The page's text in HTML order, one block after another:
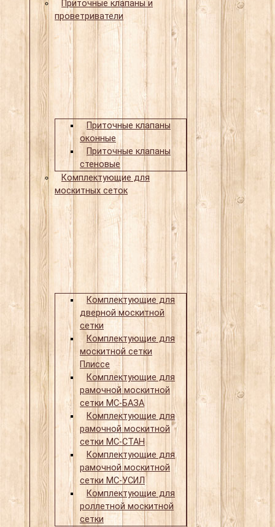
Приточные клапаны и
проветриватели
Приточные клапаны
оконные
Приточные клапаны
стеновые
Комплектующие для
москитных сеток
Комплектующие для
дверной москитной
сетки
Комплектующие для
москитной сетки
Плиссе
Комплектующие для
рамочной москитной
сетки МС-БАЗА
Комплектующие для
рамочной москитной
сетки МС-СТАН
Комплектующие для
рамочной москитной
сетки МС-УСИЛ
Комплектующие для
роллетной москитной
сетки